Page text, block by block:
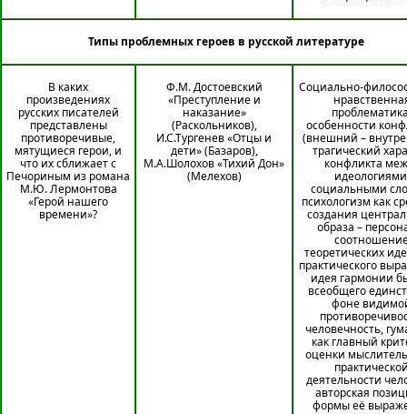
Типы проблемных героев в русской литературе
В каких
произведениях
русских писателей
представлены
противоречивые,
мятущиеся герои, и
что их сближает с
Печориным из романа
М.Ю. Лермонтова
«Герой нашего
времени»?
Ф.М. Достоевский
«Преступление и
наказание»
(Раскольников),
И.С.Тургенев «Отцы и
дети» (Базаров),
М.А.Шолохов «Тихий Дон»
(Мелехов)
Социально-
особенности
(внешний –
трагический
конфликта
социальными
психологизм как
создания
образа –
теоретических
практического
идея гармонии
всеобщего
фоне
человечность,
как главный
оценки
деятельности
авторская
формы её